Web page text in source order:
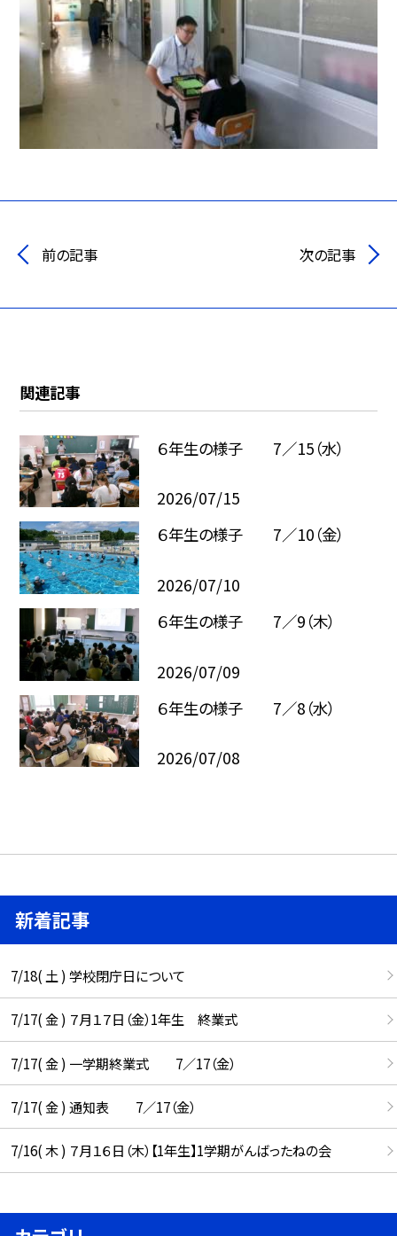
前の記事 次の記事
関連記事
６年生の様子 7／15（水）
2026/07/15
６年生の様子 7／10（金）
2026/07/10
６年生の様子 7／9（木）
2026/07/09
６年生の様子 7／8（水）
2026/07/08
新着記事
7/18( 土 ) 学校閉庁日について
7/17( 金 ) ７月１７日（金）1年生 終業式
7/17( 金 ) 一学期終業式 7／17（金）
7/17( 金 ) 通知表 7／17（金）
7/16( 木 ) ７月１６日（木）【1年生】1学期がんばったねの会